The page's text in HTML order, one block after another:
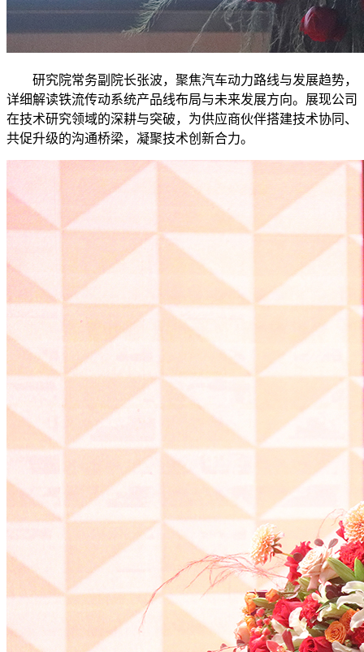
研究院常务副院长张波，聚焦汽车动力路线与发展趋势，
详细解读铁流传动系统产品线布局与未来发展方向。展现公司
在技术研究领域的深耕与突破，为供应商伙伴搭建技术协同、
共促升级的沟通桥梁，凝聚技术创新合力。